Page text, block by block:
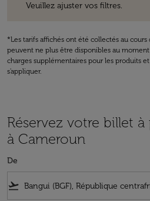
Veuillez ajuster vos filtres.
*Les tarifs affichés ont été collectés au
peuvent ne plus être disponibles au
charges supplémentaires pour les produits
s'appliquer.
Réservez votre billet
à Cameroun
De
flight_takeoff